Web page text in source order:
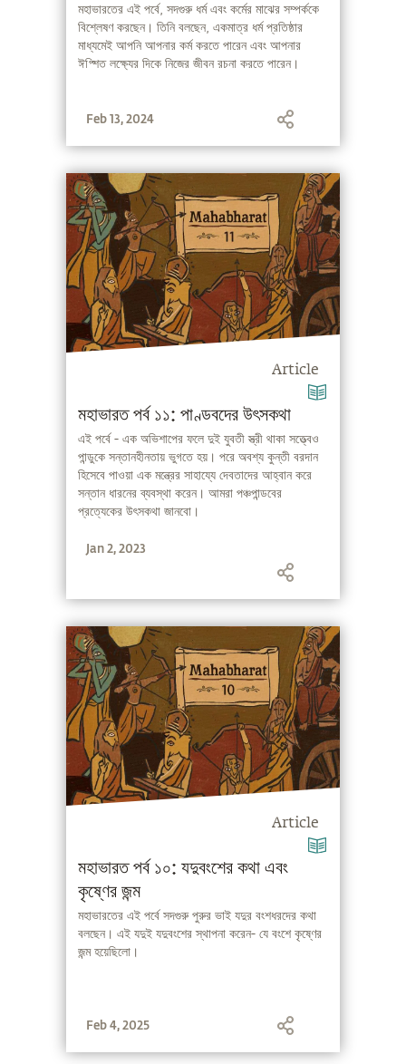
মহাভারতের এই পর্বে, সদগুরু ধর্ম এবং কর্মের মাঝের সম্পর্ককে
বিশ্লেষণ করছেন। তিনি বলছেন, একমাত্র ধর্ম প্রতিষ্ঠার
মাধ্যমেই আপনি আপনার কর্ম করতে পারেন এবং আপনার
ঈপ্শিত লক্ষ্যের দিকে নিজের জীবন রচনা করতে পারেন।
Feb 13, 2024
Article
মহাভারত পর্ব ১১: পাণ্ডবদের উৎসকথা
এই পর্বে - এক অভিশাপের ফলে দুই যুবতী স্ত্রী থাকা সত্ত্বেও
পান্ডুকে সন্তানহীনতায় ভুগতে হয়। পরে অবশ্য কুন্তী বরদান
হিসেবে পাওয়া এক মন্ত্রের সাহায্যে দেবতাদের আহ্বান করে
সন্তান ধারনের ব্যবস্থা‌ করেন। আমরা পঞ্চপান্ডবের
প্রত্যেকের উৎসকথা জানবো।
Jan 2, 2023
Article
মহাভারত পর্ব ১০: যদুবংশের কথা এবং
কৃষ্ণের জন্ম
মহাভারতের এই পর্বে সদগুরু পুরুর ভাই যদুর বংশধরদের কথা
বলছেন। এই যদুই যদুবংশের স্থাপনা করেন- যে বংশে কৃষ্ণের
জন্ম হয়েছিলো।
Feb 4, 2025